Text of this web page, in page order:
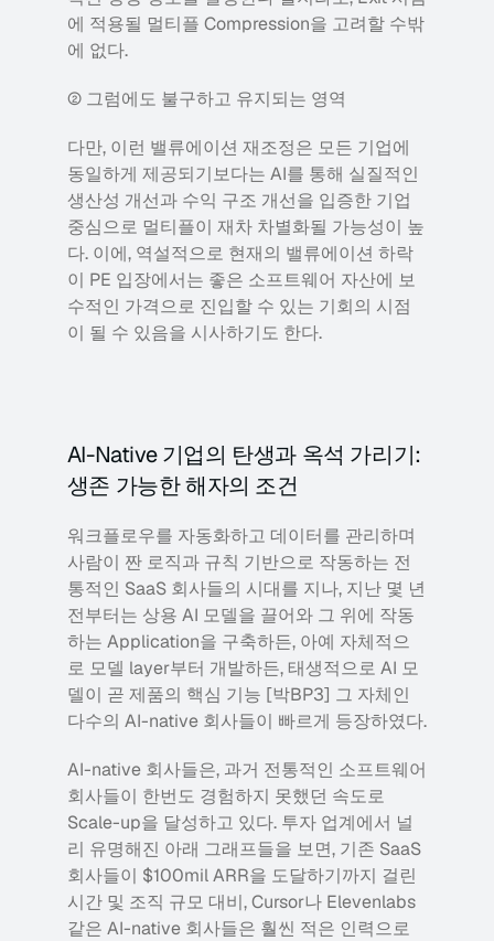
에 적용될 멀티플 Compression을 고려할 수밖
에 없다.
② 그럼에도 불구하고 유지되는 영역
다만, 이런 밸류에이션 재조정은 모든 기업에
동일하게 제공되기보다는 AI를 통해 실질적인
생산성 개선과 수익 구조 개선을 입증한 기업
중심으로 멀티플이 재차 차별화될 가능성이 높
다. 이에, 역설적으로 현재의 밸류에이션 하락
이 PE 입장에서는 좋은 소프트웨어 자산에 보
수적인 가격으로 진입할 수 있는 기회의 시점
이 될 수 있음을 시사하기도 한다.
AI-Native 기업의 탄생과 옥석 가리기:
생존 가능한 해자의 조건
워크플로우를 자동화하고 데이터를 관리하며
사람이 짠 로직과 규칙 기반으로 작동하는 전
통적인 SaaS 회사들의 시대를 지나, 지난 몇 년
전부터는 상용 AI 모델을 끌어와 그 위에 작동
하는 Application을 구축하든, 아예 자체적으
로 모델 layer부터 개발하든, 태생적으로 AI 모
델이 곧 제품의 핵심 기능 [박BP3] 그 자체인
다수의 AI-native 회사들이 빠르게 등장하였다.
AI-native 회사들은, 과거 전통적인 소프트웨어
회사들이 한번도 경험하지 못했던 속도로
Scale-up을 달성하고 있다. 투자 업계에서 널
리 유명해진 아래 그래프들을 보면, 기존 SaaS
회사들이 $100mil ARR을 도달하기까지 걸린
시간 및 조직 규모 대비, Cursor나 Elevenlabs
같은 AI-native 회사들은 훨씬 적은 인력으로